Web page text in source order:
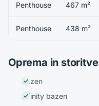
Penthouse 467 m²
Penthouse 438 m²
Oprema in storitve
Bazen
Infinity bazen